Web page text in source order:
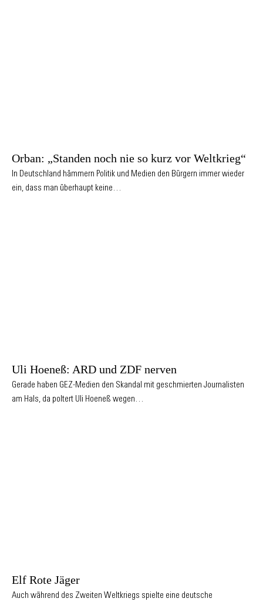
Orban: „Standen noch nie so kurz vor Weltkrieg“
In Deutschland hämmern Politik und Medien den Bürgern immer wieder
ein, dass man überhaupt keine…
Uli Hoeneß: ARD und ZDF nerven
Gerade haben GEZ-Medien den Skandal mit geschmierten Journalisten
am Hals, da poltert Uli Hoeneß wegen…
Elf Rote Jäger
Auch während des Zweiten Weltkriegs spielte eine deutsche